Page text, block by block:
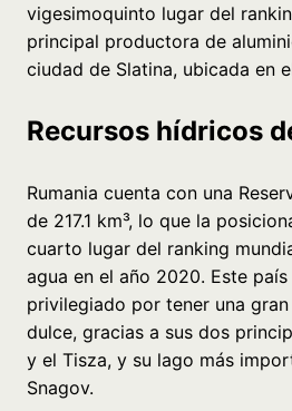
vigesimoquinto lugar del
principal productora de
ciudad de Slatina, ubicada en
Recursos hídricos
Rumania cuenta con una
de 217.1 km³, lo que la
cuarto lugar del ranking
agua en el año 2020. Este
privilegiado por tener una
dulce, gracias a sus dos
y el Tisza, y su lago más
Snagov.